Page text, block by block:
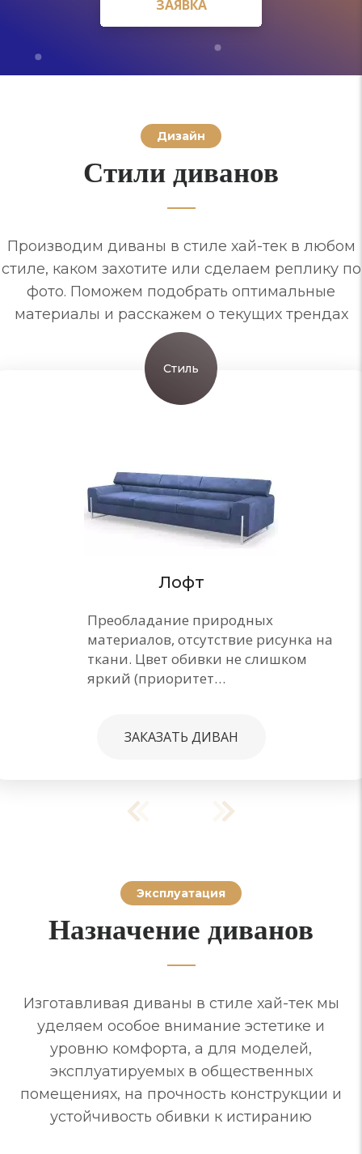
ЗАЯВКА
ЗАЯВКА
Дизайн
Стили диванов
Производим диваны в стиле хай-тек в любом
стиле, каком захотите или сделаем реплику по
фото. Поможем подобрать оптимальные
материалы и расскажем о текущих трендах
Стиль
Лофт
Преобладание природных
материалов, отсутствие рисунка на
ткани. Цвет обивки не слишком
яркий (приоритет…
ЗАКАЗАТЬ ДИВАН
Эксплуатация
Назначение диванов
Изготавливая диваны в стиле хай-тек мы
уделяем особое внимание эстетике и
уровню комфорта, а для моделей,
эксплуатируемых в общественных
помещениях, на прочность конструкции и
устойчивость обивки к истиранию